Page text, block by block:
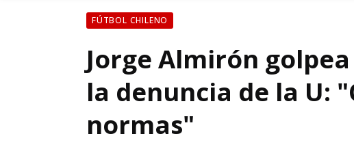
FÚTBOL CHILENO
Jorge Almirón
la denuncia de la U:
normas"